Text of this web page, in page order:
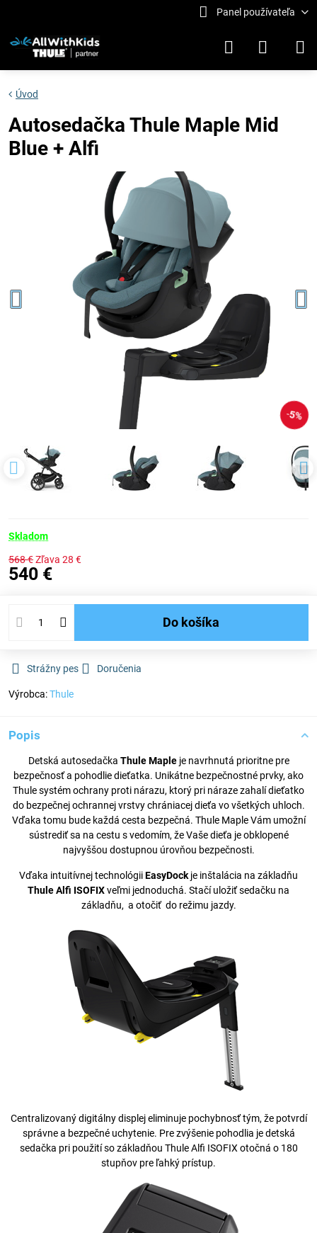
Panel používateľa
5%
Úvod
Autosedačka Thule Maple Mid
Blue + Alfi
Skladom
568 €Zľava 28 €
540 €
Do košíka
Strážny pes Doručenia
Výrobca:Thule
Popis
Detská autosedačka Thule Mapleje navrhnutá prioritne pre
bezpečnosť a pohodlie dieťatka. Unikátne bezpečnostné prvky, ako
Thule systém ochrany proti nárazu, ktorý pri náraze zahalí dieťatko
do bezpečnej ochrannej vrstvy chrániacej dieťa vo všetkých uhloch.
Vďaka tomu bude každá cesta bezpečná. Thule Maple Vám umožní
sústrediť sa na cestu s vedomím, že Vaše dieťa je obklopené
najvyššou dostupnou úrovňou bezpečnosti.
Vďaka intuitívnej technológiiEasyDock je inštalácia na základňu
Thule Alfi ISOFIXveľmi jednoduchá. Stačí uložiť sedačku na
základňu, a otočiť do režimu jazdy.
Centralizovaný digitálny displej eliminuje pochybnosť tým, že potvrdí
správne a bezpečné uchytenie. Pre zvýšenie pohodlia je detská
sedačka pri použití so základňou Thule Alfi ISOFIX otočná o 180
stupňov pre ľahký prístup.